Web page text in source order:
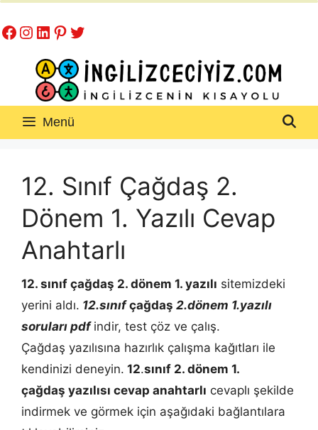
atla
Facebook
Instagram
LinkedIn
Pinterest
Twitter
Menü
12. Sınıf Çağdaş 2.
Dönem 1. Yazılı Cevap
Anahtarlı
12. sınıf çağdaş 2. dönem 1. yazılı sitemizdeki
yerini aldı. 12.sınıfçağdaş 2.dönem 1.yazılı
soruları pdf indir, test çöz ve çalış.
Çağdaş yazılısına hazırlık çalışma kağıtları ile
kendinizi deneyin. 12.sınıf 2. dönem 1.
çağdaş yazılısı cevap anahtarlı cevaplı şekilde
indirmek ve görmek için aşağıdaki bağlantılara